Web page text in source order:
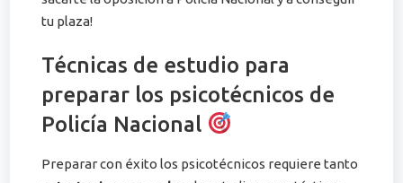
tu plaza!
Técnicas de estudio para
preparar los psicotécnicos de
Policía Nacional
Preparar con éxito los psicotécnicos requiere tanto